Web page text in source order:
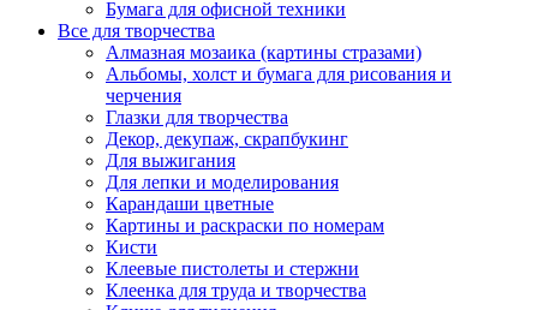
Бумага для офисной техники
Все для творчества
Алмазная мозаика (картины стразами)
Альбомы, холст и бумага для рисования и
черчения
Глазки для творчества
Декор, декупаж, скрапбукинг
Для выжигания
Для лепки и моделирования
Карандаши цветные
Картины и раскраски по номерам
Кисти
Клеевые пистолеты и стержни
Клеенка для труда и творчества